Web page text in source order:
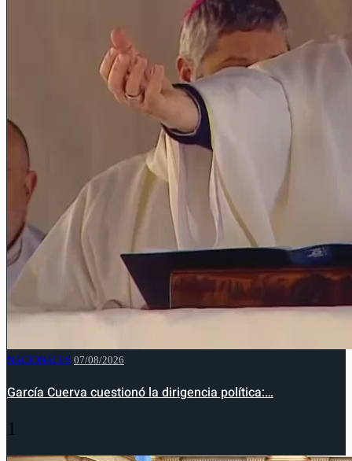
NACIONALES 07/08/2026
García Cuerva cuestionó la dirigencia política:…
1